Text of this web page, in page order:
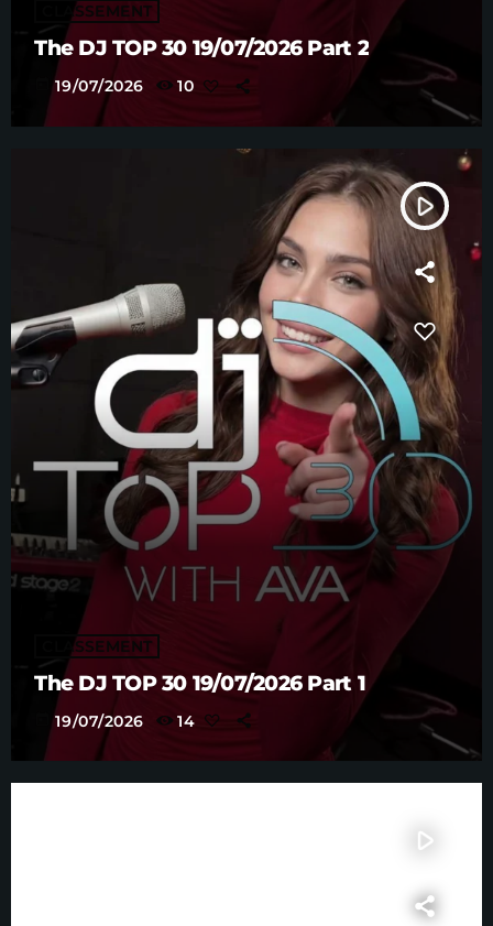
CLASSEMENT
The DJ TOP 30 19/07/2026 Part 2
19/07/2026 10
play_arrow
CLASSEMENT
The DJ TOP 30 19/07/2026 Part 1
19/07/2026 14
play_arrow